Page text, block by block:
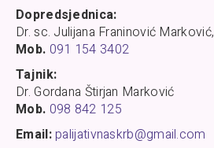
Dopredsjednica:
Dr. sc. Julijana Franinović
Mob. 091 154 3402
Tajnik:
Dr. Gordana Štirjan Marković
Mob. 098 842 125
Email:palijativnaskrb@gmail.com